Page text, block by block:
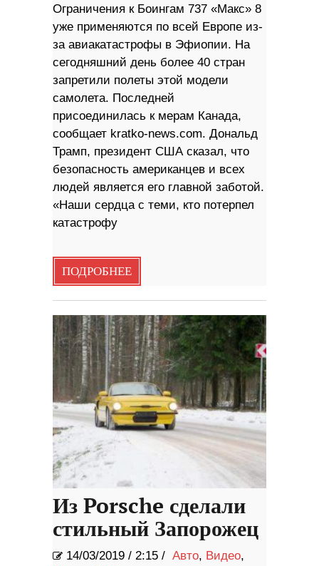
Ограничения к Боингам 737 «Макс» 8
уже применяются по всей Европе из-
за авиакатастрофы в Эфиопии. На
сегодняшний день более 40 стран
запретили полеты этой модели
самолета. Последней
присоединилась к мерам Канада,
сообщает kratko-news.com. Дональд
Трамп, президент США сказал, что
безопасность американцев и всех
людей является его главной заботой.
«Наши сердца с теми, кто потерпел
катастрофу
ПОДРОБНЕЕ
Из Porsche сделали
стильный Запорожец
14/03/2019 / 2:15 / Авто, Видео,